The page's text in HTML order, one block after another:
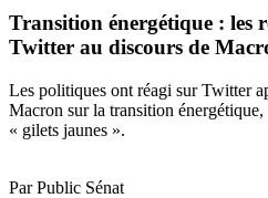
Transition énergétique : les
Twitter au discours de
Les politiques ont réagi sur Twitter
Macron sur la transition énergétique,
« gilets jaunes ».
Par Public Sénat